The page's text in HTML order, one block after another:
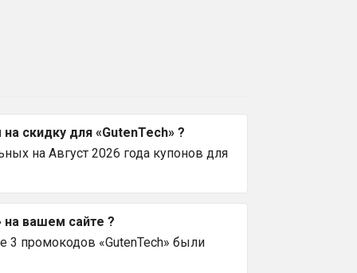
скидку для «GutenTech» ?
на Август 2026 года купонов для
на вашем сайте ?
3 промокодов «GutenTech» были